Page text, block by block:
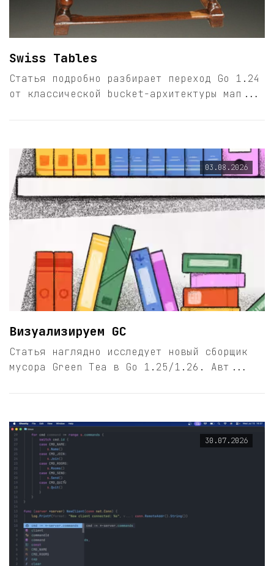
Swiss Tables
Статья подробно разбирает переход Go 1.24
от классической bucket-архитектуры мап...
03.08.2026
Визуализируем GC
Статья наглядно исследует новый сборщик
мусора Green Tea в Go 1.25/1.26. Авт...
30.07.2026